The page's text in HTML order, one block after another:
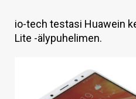
TIETOA
io-tech testasi Huawein
Lite -älypuhelimen.